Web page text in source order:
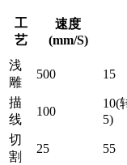
工
艺
速度
(mm/S)
浅
雕
500 15
描
线
100
10(
5)
切
割
25 55